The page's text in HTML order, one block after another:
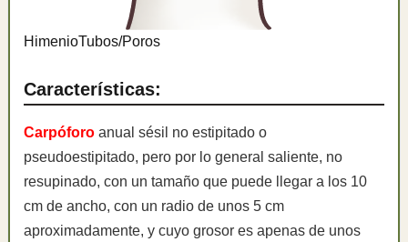
HimenioTubos/Poros
Características:
Carpóforo anual sésil no estipitado o
pseudoestipitado, pero por lo general saliente, no
resupinado, con un tamaño que puede llegar a los 10
cm de ancho, con un radio de unos 5 cm
aproximadamente, y cuyo grosor es apenas de unos